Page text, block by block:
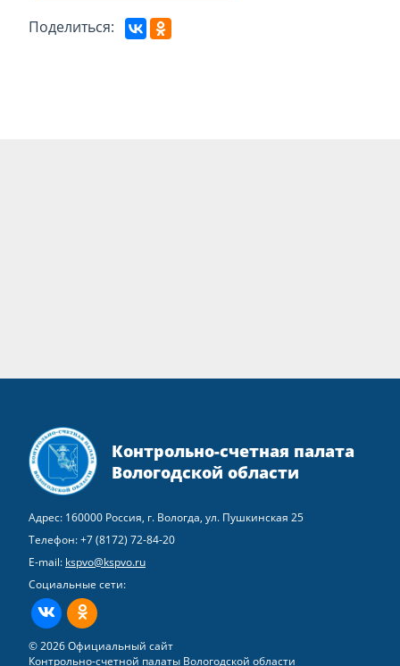
Поделиться:
Контрольно-счетная палата
Вологодской области
Адрес: 160000 Россия, г. Вологда, ул. Пушкинская 25
Телефон:+7 (8172) 72-84-20
E-mail: kspvo@kspvo.ru
Социальные сети:
ВКонтактеОдноклассники
© 2026 Официальный сайт
Контрольно-счетной палаты Вологодской области